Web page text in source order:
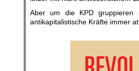
Aber um die KPD gruppieren
antikapitalistische Kräfte immer